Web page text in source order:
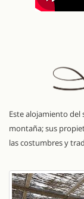
Este alojamiento del
montaña; sus
las costumbres y